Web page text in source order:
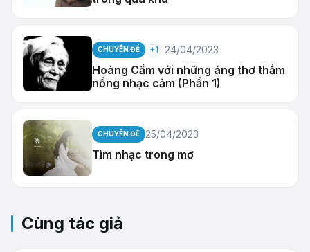
CHUYÊN ĐỀ +1 24/04/2023
Hoàng Cầm với những áng thơ thắm
nồng nhạc cảm (Phần 1)
CHUYÊN ĐỀ 25/04/2023
Tìm nhạc trong mơ
Cùng tác giả